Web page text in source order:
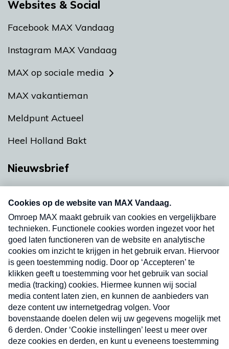
Websites & Social
Facebook MAX Vandaag
Instagram MAX Vandaag
MAX op sociale media
MAX vakantieman
Meldpunt Actueel
Heel Holland Bakt
Nieuwsbrief
nieuwsbrief. Elke vrijdag- en dinsdagochtend in
uw mailbox.
Verzend
Nieuwsbrief